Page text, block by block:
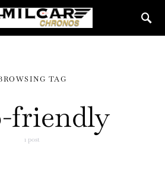
TAG
friendly
1 post